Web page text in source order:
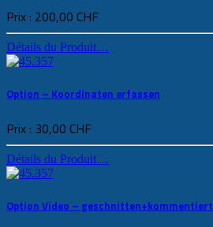
Prix : 200,00 CHF
Détails du Produit…
Option – Koordinaten erfassen
Prix : 30,00 CHF
Détails du Produit…
Option Video – geschnitten+kommentiert